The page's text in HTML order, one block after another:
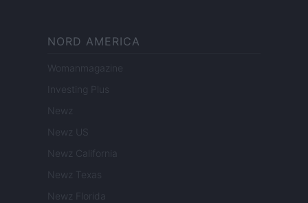
NORD AMERICA
Womanmagazine
Investing Plus
Newz
Newz US
Newz California
Newz Texas
Newz Florida